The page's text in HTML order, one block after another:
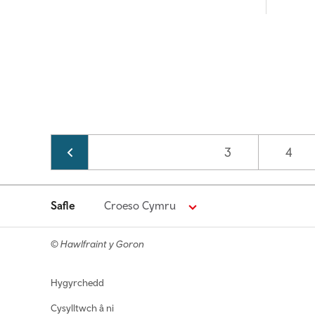
Pagination Page
3 Page
4
Safle Croeso Cymru
© Hawlfraint y Goron
Footer navigation
Hygyrchedd
Cysylltwch â ni